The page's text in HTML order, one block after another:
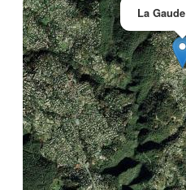
La Gaude